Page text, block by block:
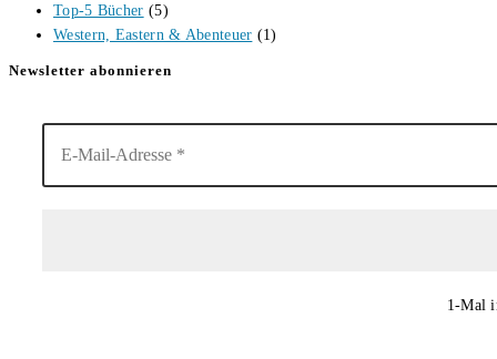
Top-5 Bücher (5)
Western, Eastern & Abenteuer (1)
Newsletter abonnieren
1-Mal